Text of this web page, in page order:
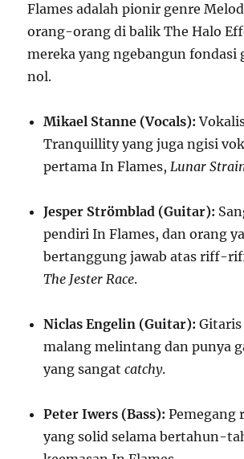
Flames adalah pionir genre
orang-orang di balik The Halo
mereka yang ngebangun fondasi
nol.
Mikael Stanne (Vocals):
Tranquillity yang juga ngisi
pertama In Flames,Lunar
Jesper Strömblad (Guitar):
pendiri In Flames, dan orang
bertanggung jawab atas riff-
The Jester Race.
Niclas Engelin (Guitar): Gitaris
malang melintang dan punya
yang sangatcatchy.
Peter Iwers (Bass): Pemegang
yang solid selama bertahun-